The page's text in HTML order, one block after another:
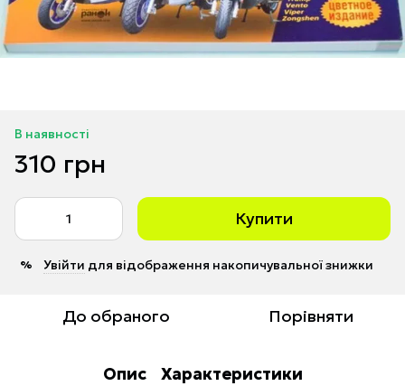
В наявності
310 грн
Купити
% Увійти для відображення накопичувальної знижки
До обраного Порівняти
Опис Характеристики